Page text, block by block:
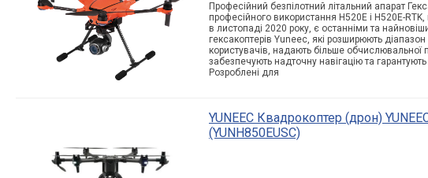
Професійний безпілотний літальний апарат
професійного використання H520E і H520E-
в листопаді 2020 року, є останніми та
гексакоптерів Yuneec, які розширюють
користувачів, надають більше обчислювальної
забезпечують надточну навігацію та
Розроблені для
YUNEEC Квадрокоптер (дрон)
(YUNH850EUSC)